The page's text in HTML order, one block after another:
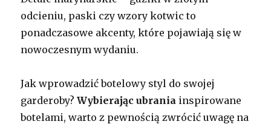
odcieniu, paski czy wzory kotwic to
ponadczasowe akcenty, które pojawiają się w
nowoczesnym wydaniu.
Jak wprowadzić botelowy styl do swojej
garderoby?Wybierając ubrania inspirowane
botelami, warto z pewnością zwrócić uwagę na